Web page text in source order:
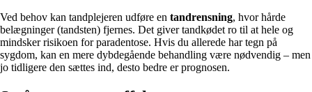
Ved behov kan tandplejeren udføre en tandrensning, hvor hårde
belægninger (tandsten) fjernes. Det giver tandkødet ro til at hele og
mindsker risikoen for paradentose. Hvis du allerede har tegn på
sygdom, kan en mere dybdegående behandling være nødvendig – men
jo tidligere den sættes ind, desto bedre er prognosen.